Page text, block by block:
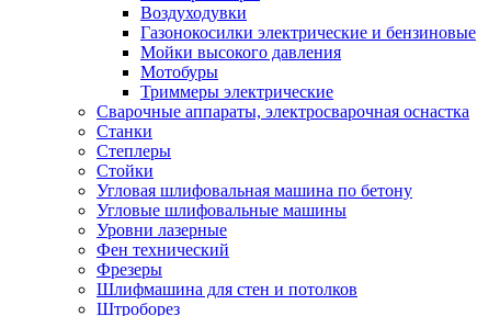
Воздуходувки
Газонокосилки электрические и бензиновые
Мойки высокого давления
Мотобуры
Триммеры электрические
Сварочные аппараты, электросварочная оснастка
Станки
Степлеры
Стойки
Угловая шлифовальная машина по бетону
Угловые шлифовальные машины
Уровни лазерные
Фен технический
Фрезеры
Шлифмашина для стен и потолков
Штроборез